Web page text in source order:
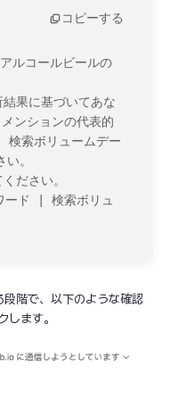
コピーする
ルコールビールの
果に基づいてあな
ンションの代表的
検索ボリュームデー
。
ださい。
ード | 検索ボリュ
階で、以下のような確認
します。